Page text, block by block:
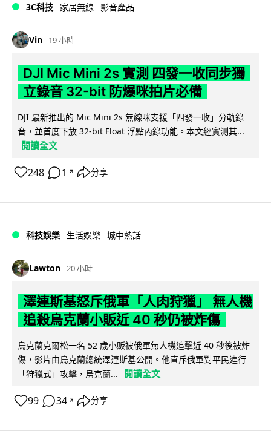
3C科技 家居無線 影音產品
Vin 19 小時
DJI Mic Mini 2s 實測 四發一收同步獨
立錄音 32-bit 防爆咪拍片必備
DJI 最新推出的 Mic Mini 2s 無線咪支援「四發一收」分軌錄
音，並首度下放 32-bit Float 浮點內錄功能。本文經實測其...
閱讀全文
248 1 ↗ 分享
科技娛樂 生活娛樂 城中熱話
Lawton 20 小時
澤連斯基怒斥俄軍「人肉狩獵」 無人機
追殺烏克蘭小販近 40 秒仍被炸傷
烏克蘭克爾松一名 52 歲小販被俄軍無人機追擊近 40 秒後被炸
傷，影片由烏克蘭總統澤連斯基公開。他直斥俄軍對平民進行
「狩獵式」攻擊，烏克蘭...
閱讀全文
99 34 ↗ 分享